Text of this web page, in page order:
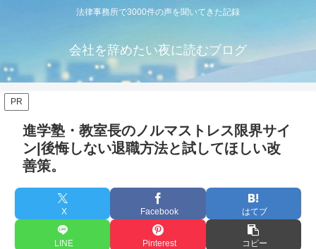
法律事務所で3000件の声を聞いてきた記録
会社を辞めたい夜に読むブログ
PR
進学塾・教室長のノルマストレス限界サイ
ン|後悔しない退職方法と試してほしい改
善策。
X Facebook はてブ
LINE Pinterest コピー